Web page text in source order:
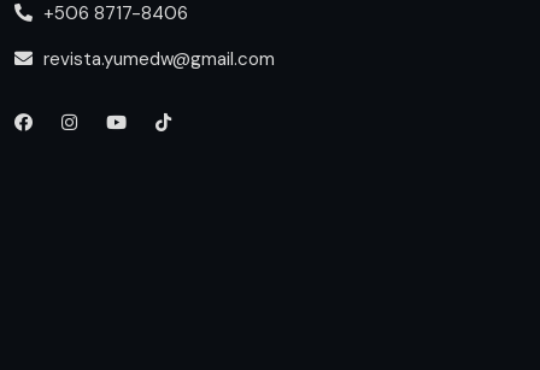
+506 8717-8406
revista.yumedw@gmail.com